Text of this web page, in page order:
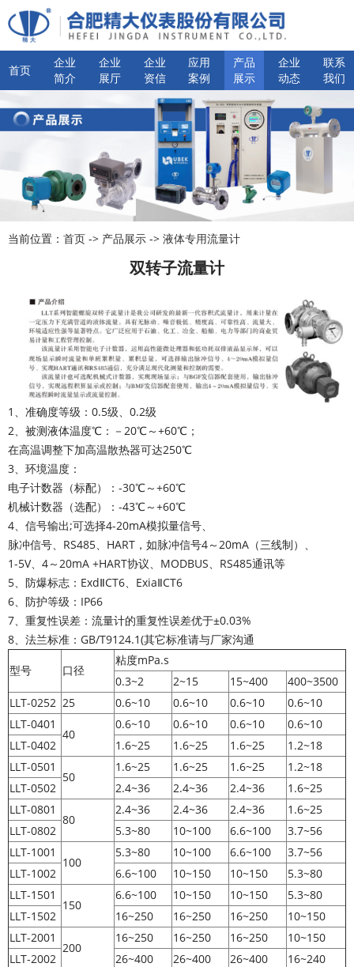
首页
企业
简介
企业
展厅
企业
资信
应用
案例
产品
展示
企业
动态
联系
我们
当前位置： 首页 -> 产品展示 -> 液体专用流量计
双转子流量计
1、准确度等级：0.5级、0.2级
2、被测液体温度℃：－20℃～+60℃；
在高温调整下加高温散热器可达250℃
3、环境温度：
电子计数器（标配）：-30℃～+60℃
机械计数器（选配）：-43℃～+60℃
4、信号输出;可选择4-20mA模拟量信号、
脉冲信号、RS485、HART，如脉冲信号4～20mA（三线制）、
1-5V、4～20mA +HART协议、MODBUS、RS485通讯等
5、防爆标志：ExdⅡCT6、ExiaⅡCT6
6、防护等级：IP66
7、重复性误差：流量计的重复性误差优于±0.03%
8、法兰标准：GB/T9124.1(其它标准请与厂家沟通
型号 口径
粘度mPa.s
0.3~2
2~15 15~400
400~3500
LLT-0252 25 0.6~10 0.6~10 0.6~10
0.6~10
LLT-0401
40
0.6~10 0.6~10 0.6~10
0.6~10
LLT-0402
1.6~25 1.6~25 1.6~25
1.2~18
LLT-0501
50
1.6~25 1.6~25 1.6~25
1.2~18
LLT-0502
2.4~36 2.4~36 2.4~36
1.6~25
LLT-0801
80
2.4~36 2.4~36 2.4~36
1.6~25
LLT-0802
5.3~80 10~100 6.6~100
3.7~56
LLT-1001
100
5.3~80 10~100 6.6~100
3.7~56
LLT-1002
6.6~100 10~150 10~150
5.3~80
LLT-1501
150
6.6~100 10~150 10~150
5.3~80
LLT-1502
16~250 16~250 16~250
10~150
LLT-2001
200
16~250 16~250 16~250
10~150
LLT-2002
26~400 26~400 26~400
16~240